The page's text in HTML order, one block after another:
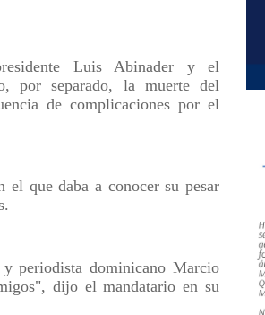
Luis Abinader y el
por separado, la muerte del
de complicaciones por el
que daba a conocer su pesar
periodista dominicano Marcio
dijo el mandatario en su